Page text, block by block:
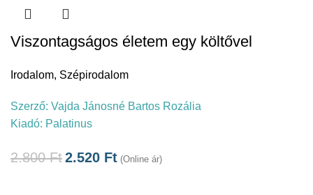
Viszontagságos életem egy költővel
Irodalom, Szépirodalom
Szerző: Vajda Jánosné Bartos Rozália
Kiadó: Palatinus
2.800Ft2.520 Ft (Online ár)